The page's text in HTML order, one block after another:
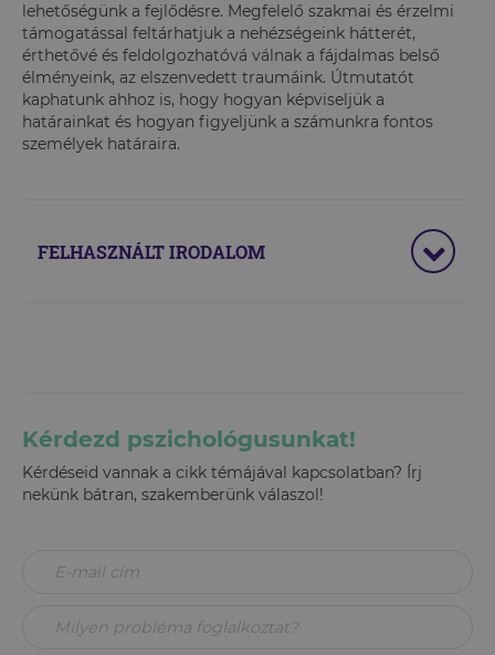
lehetőségünk a fejlődésre. Megfelelő szakmai és érzelmi
támogatással feltárhatjuk a nehézségeink hátterét,
érthetővé és feldolgozhatóvá válnak a fájdalmas belső
élményeink, az elszenvedett traumáink. Útmutatót
kaphatunk ahhoz is, hogy hogyan képviseljük a
határainkat és hogyan figyeljünk a számunkra fontos
személyek határaira.
FELHASZNÁLT IRODALOM
Kérdezd pszichológusunkat!
Kérdéseid vannak a cikk témájával kapcsolatban? Írj
nekünk bátran, szakemberünk válaszol!